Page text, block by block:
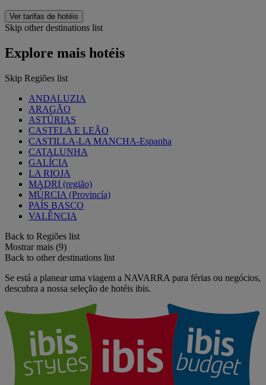
Ver tarifas de hotéis
Skip other destinations list
Explore mais hotéis
Skip Regiões list
ANDALUZIA
ARAGÃO
ASTÚRIAS
CASTELA E LEÃO
CASTILLA-LA MANCHA-Espanha
CATALUNHA
GALÍCIA
LA RIOJA
MADRI (região)
MÚRCIA (Provincía)
PAÍS BASCO
VALÊNCIA
Back to Regiões list
Mostrar mais (9)
Back to other destinations list
Se está a planear uma viagem a NAVARRA para férias ou negócios,
descubra a nossa seleção de hotéis ibis.